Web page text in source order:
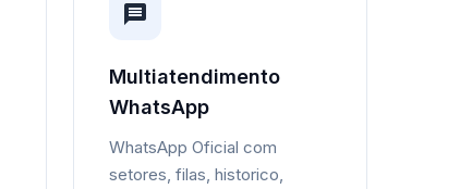
Multiatendimento
WhatsApp
WhatsApp Oficial com
setores, filas, historico,